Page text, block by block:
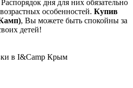
дня для них обязательно
особенностей. Купив
, Вы можете быть спокойны за
детей!